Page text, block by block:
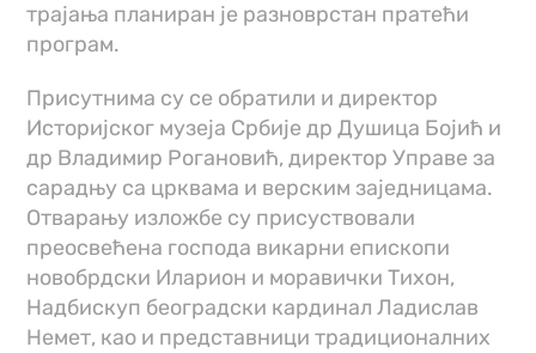
трајања планиран је разноврстан пратећи
програм.
Присутнима су се обратили и директор
Историјског музеја Србије др Душица Бојић и
др Владимир Рогановић, директор Управе за
сарадњу са црквама и верским заједницама.
Отварању изложбе су присуствовали
преосвећена господа викарни епископи
новобрдски Иларион и моравички Тихон,
Надбискуп београдски кардинал Ладислав
Немет, као и представници традиционалних